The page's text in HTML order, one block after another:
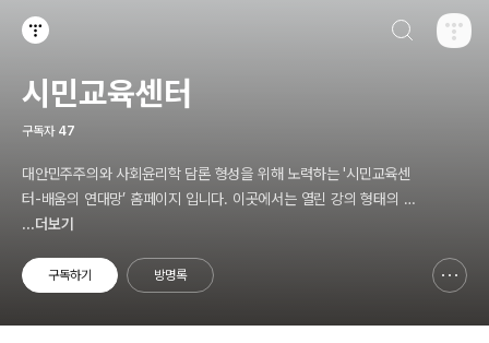
시민교육센터
구독자 47
대안민주주의와 사회윤리학 담론 형성을 위해 노력하는 '시민교육센
터-배움의 연대망’ 홈페이지 입니다. 이곳에서는 열린 강의 형태의 시
민교육을 준비하고 있습니다.
...더보기
구독하기 방명록